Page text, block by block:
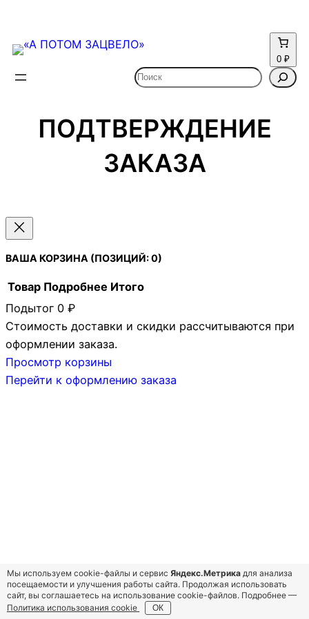
0 ₽
Поиск
ПОДТВЕРЖДЕНИЕ
ЗАКАЗА
Мы используем cookie-файлы и сервис Яндекс.Метрика для анализа
посещаемости и улучшения работы сайта. Продолжая использовать
сайт, вы соглашаетесь на использование cookie-файлов. Подробнее —
Политика использования cookie
ОК
ВАША КОРЗИНА (ПОЗИЦИЙ: 0)
ТОВАРЫ
В
КОРЗИНЕ
Товар Подробнее Итого
Подытог 0 ₽
Стоимость доставки и скидки рассчитываются при
оформлении заказа.
Просмотр корзины
Перейти к оформлению заказа